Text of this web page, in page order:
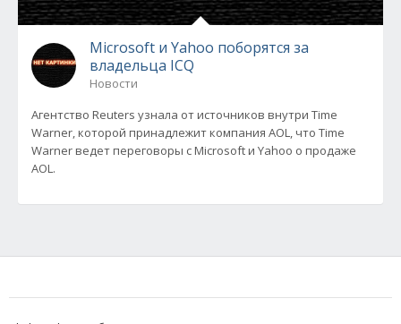
Microsoft и Yahoo поборятся за
владельца ICQ
Новости
Агентство Reuters узнала от источников внутри Time
Warner, которой принадлежит компания AOL, что Time
Warner ведет переговоры с Microsoft и Yahoo о продаже
AOL.